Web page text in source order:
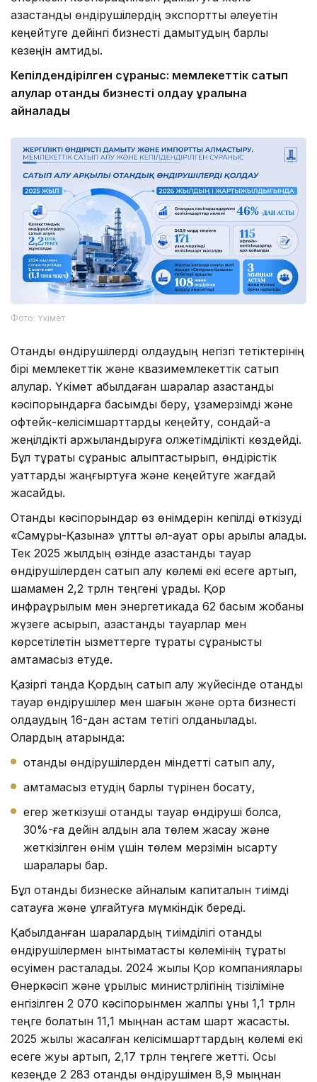
қазақстандық өндірушілердің экспорттық әлеуетін
кеңейтуге дейінгі бизнесті дамытудың барлық
кезеңін қамтиды.
Кепілдендірілген сұраныс: мемлекеттік сатып
алулар отандық бизнесті қолдау құралына
айналады
Фото: Үкімет
Отандық өндірушілерді қолдаудың негізгі тетіктерінің
бірі мемлекеттік және квазимемлекеттік сатып
алулар. Үкімет қабылдаған шаралар қазақстандық
кәсіпорындарға басымдық беру, ұзақмерзімді және
офтейк-келісімшарттарды кеңейту, сондай-ақ
жеңілдікті қаржыландыруға қолжетімділікті көздейді.
Бұл тұрақты сұраныс қалыптастырып, өндірістік
қуаттарды жаңғыртуға және кеңейтуге жағдай
жасайды.
Отандық кәсіпорындар өз өнімдерін кепілді өткізуді
«Самұрық-Қазына» ұлттық әл-ауқат қоры арқылы алады.
Тек 2025 жылдың өзінде қазақстандық тауар
өндірушілерден сатып алу көлемі екі есеге артып,
шамамен 2,2 трлн теңгені құрады. Қор
инфрақұрылым мен энергетикада 62 басым жобаны
жүзеге асырып, қазақстандық тауарлар мен
көрсетілетін қызметтерге тұрақты сұранысты
қамтамасыз етуде.
Қазіргі таңда Қордың сатып алу жүйесінде отандық
тауар өндірушілер мен шағын және орта бизнесті
қолдаудың 16-дан астам тетігі қолданылады.
Олардың қатарында:
отандық өндірушілерден міндетті сатып алу,
қамтамасыз етудің барлық түрінен босату,
егер жеткізуші отандық тауар өндіруші болса,
30%-ға дейін алдын ала төлем жасау және
жеткізілген өнім үшін төлем мерзімін қысқарту
шаралары бар.
Бұл отандық бизнеске айналым капиталын тиімді
сақтауға және ұлғайтуға мүмкіндік береді.
Қабылданған шаралардың тиімділігі отандық
өндірушілермен ынтымақтастық көлемінің тұрақты
өсуімен расталады. 2024 жылы Қор компаниялары
Өнеркәсіп және құрылыс министрлігінің тізіліміне
енгізілген 2 070 кәсіпорынмен жалпы құны 1,1 трлн
теңге болатын 11,1 мыңнан астам шарт жасасты.
2025 жылы жасалған келісімшарттардың көлемі екі
есеге жуық артып, 2,17 трлн теңгеге жетті. Осы
кезеңде 2 283 отандық өндірушімен 8,9 мыңнан